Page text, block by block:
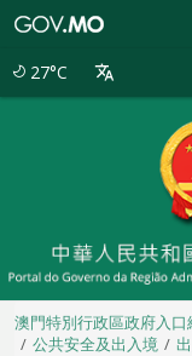
27°C
澳門特別行政區政府入口
公共安全及出入境